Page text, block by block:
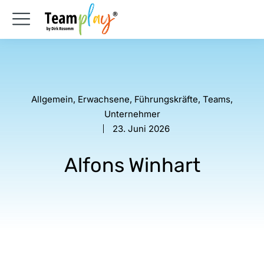
Allgemein, Erwachsene, Führungskräfte, Teams,
Unternehmer
23. Juni 2026
Alfons Winhart